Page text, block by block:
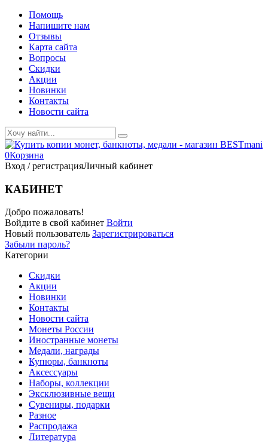
Помощь
Напишите нам
Отзывы
Карта сайта
Вопросы
Скидки
Акции
Новинки
Контакты
Новости сайта
0Корзина
Вход / регистрацияЛичный кабинет
КАБИНЕТ
Добро пожаловать!
Войдите в свой кабинет Войти
Новый пользователь Зарегистрироваться
Забыли пароль?
Категории
Скидки
Акции
Новинки
Контакты
Новости сайта
Монеты России
Иностранные монеты
Медали, награды
Купюры, банкноты
Аксессуары
Наборы, коллекции
Эксклюзивные вещи
Сувениры, подарки
Разное
Распродажа
Литература